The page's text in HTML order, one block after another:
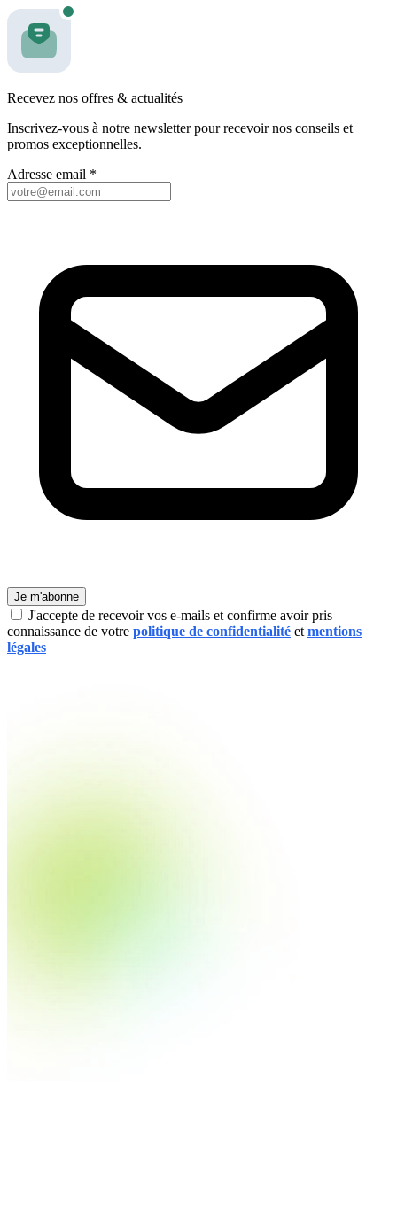
Recevez nos offres & actualités
Inscrivez-vous à notre newsletter pour recevoir nos conseils et
promos exceptionnelles.
Adresse email *
Je m'abonne
J'accepte de recevoir vos e-mails et confirme avoir pris
connaissance de votre politique de confidentialité et mentions
légales